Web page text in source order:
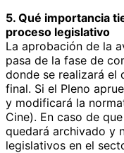
5. Qué importancia
proceso legislativo
La aprobación de la
pasa de la fase de
donde se realizará
final. Si el Pleno
y modificará la
Cine). En caso de
quedará archivado y
legislativos en el